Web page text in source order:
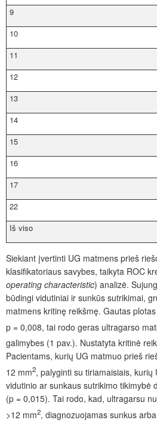
9
10
11
12
13
14
15
16
17
22
Iš viso
Siekiant įvertinti UG matmens prieš
klasifikatoriaus savybes, taikyta ROC
operating characteristic) analizė.
būdingi vidutiniai ir sunkūs sutrikimai,
matmens kritinę reikšmę. Gautas
p = 0,008, tai rodo geras ultragarso
galimybes (1 pav.). Nustatyta kritinė
Pacientams, kurių UG matmuo prieš
12 mm2, palyginti su tiriamaisiais, kurių
vidutinio ar sunkaus sutrikimo tikimybė
(p = 0,015). Tai rodo, kad, ultragarsu
>12 mm2, diagnozuojamas sunkus